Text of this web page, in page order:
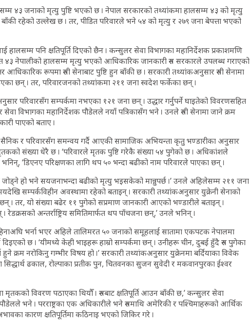
४३ जनाको मृत्यु पुष्टि भएको छ । नेपाल सरकारको तथ्यांकमा हालसम्म ४३ को मृत्यु
रहेको उल्लेख छ । तर, पीडित परिवारले भने ५४ को मृत्यु र २७९ जना बेपत्ता भएको
हालसम्म पनि क्षतिपूर्ति दिएको छैन । कन्सुलर सेवा विभागका महानिर्देशक प्रकाशमणि
४३ नेपालीको हालसम्म मृत्यु भएको आधिकारिक जानकारी रुस सरकारले उपलब्ध गराएको
रूपमा रुसी सेनाबाट पुष्टि हुन बाँकी छ । सरकारी तथ्यांकअनुसार रुसी सेनामा
छन् । तर, परिवारजनको तथ्यांकमा २११ जना स्वदेश फर्केका छन् ।
परिवारसँग सम्पर्कमा नभएका १२१ जना छन् । उद्धार गर्नुपर्ने घाइतेको विवरणसहित
विभागका महानिर्देशक पौडेलले नयाँ पत्रिकासँग भने । उनले रुसी सेनामा जाने क्रम
पाएको बताए ।
सैनिक र परिवारसँग समन्वय गर्दै आएकी सामाजिक अभियन्ता कृतु भण्डारीका अनुसार
संख्या धेरै छ । ‘परिवारले मृतक पुष्टि गरेकै संख्या ५४ पुगेको छ । अधिकांशले
‘डिएनए परिक्षणका लागि थप ५० भन्दा बढीको नाम परिवारले पाएका छन् ।
हो भने सयजनाभन्दा बढीको मृत्यु भइसकेको मान्नुपर्छ ।’ उनले अहिलेसम्म २११ जना
सम्पर्कविहीन अवस्थामा रहेको बताइन् । सरकारी तथ्यांकअनुसार युक्रेनी सेनाको
। तर, यो संख्या बढेर ११ पुगेको सप्रमाण जानकारी आएको भण्डारीले बताइन् ।
अन्तर्राष्ट्रिय समितिमार्फत थप पाँचजना छन्,’ उनले भनिन् ।
भर्ना भएर अहिले तालिमरत ५० जनाको समूहलाई सातामा एकपटक नेपालमा
दिइएको छ । ‘यीमध्ये केही भाइहरू हाम्रो सम्पर्कमा छन् । उनीहरू चीन, दुबई हुँदै रुस पुगेका
हुने क्रम नरोकिनु गम्भीर विषय हो ।’ सरकारी तथ्यांकअनुसार युक्रेनमा बर्दियाका विवेक
सिद्धार्थ ढकाल, रोल्पाका प्रतीक पुन, चितवनका सुजन सुवेदी र मकवानपुरका ईश्वर
मृतकको विवरण पठाएका थियौँ । रुसबाट क्षतिपूर्ति आउन बाँकी छ,’ कन्सुलर सेवा
भने । परराष्ट्रका एक अधिकारीले भने रुसमाथि अमेरिकी र पश्चिमाहरूको आर्थिक
कारण क्षतिपूर्तिमा कठिनाइ भएको जिकिर गरे ।